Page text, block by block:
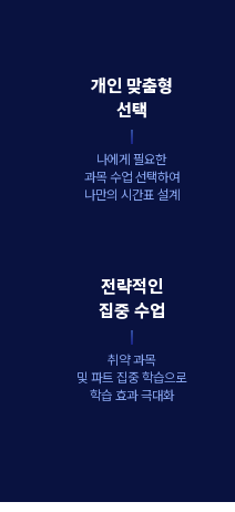
개인 맞춤형
선택
나에게 필요한
과목 수업 선택하여
나만의 시간표 설계
전략적인
집중 수업
취약 과목
및 파트 집중 학습으로
학습 효과 극대화